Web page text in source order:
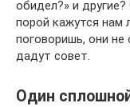
обидел?» и
порой кажутся нам
поговоришь, они не
дадут совет.
Один